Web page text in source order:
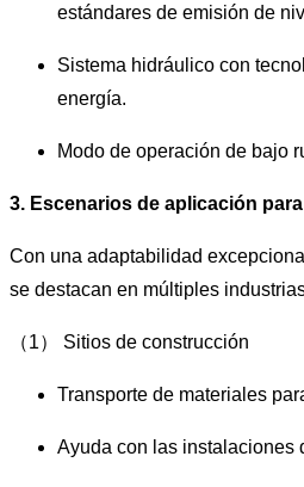
estándares de emisión de
Sistema hidráulico con
energía.
Modo de operación de bajo
3. Escenarios de aplicación
Con una adaptabilidad
se destacan en múltiples
（1） Sitios de construcción
Transporte de materiales
Ayuda con las instalaciones